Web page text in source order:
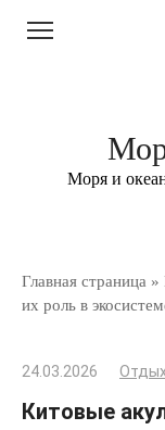
Моря и
Главная страница »
их роль в
24.03.2026
Китовые